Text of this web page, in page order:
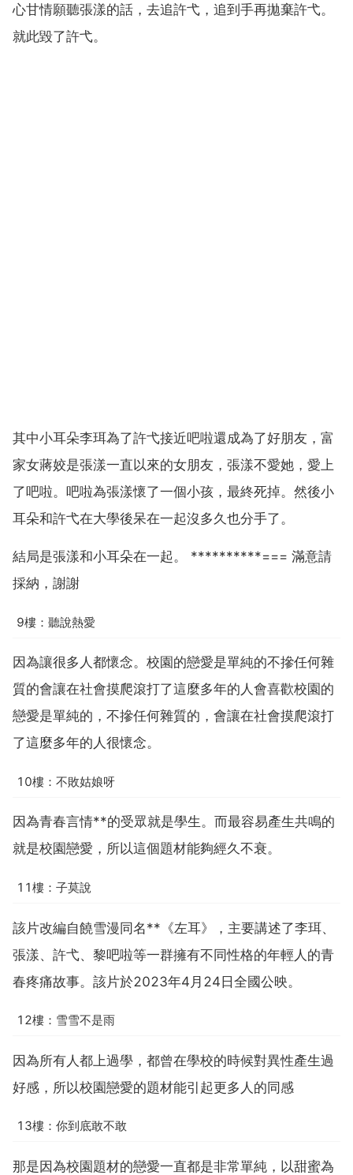
心甘情願聽張漾的話，去追許弋，追到手再拋棄許弋。
就此毀了許弋。
其中小耳朵李珥為了許弋接近吧啦還成為了好朋友，富
家女蔣姣是張漾一直以來的女朋友，張漾不愛她，愛上
了吧啦。吧啦為張漾懷了一個小孩，最終死掉。然後小
耳朵和許弋在大學後呆在一起沒多久也分手了。
結局是張漾和小耳朵在一起。 **********=== 滿意請
採納，謝謝
9樓：聽說熱愛
因為讓很多人都懷念。校園的戀愛是單純的不摻任何雜
質的會讓在社會摸爬滾打了這麼多年的人會喜歡校園的
戀愛是單純的，不摻任何雜質的，會讓在社會摸爬滾打
了這麼多年的人很懷念。
10樓：不敗姑娘呀
因為青春言情**的受眾就是學生。而最容易產生共鳴的
就是校園戀愛，所以這個題材能夠經久不衰。
11樓：子莫說
該片改編自饒雪漫同名**《左耳》，主要講述了李珥、
張漾、許弋、黎吧啦等一群擁有不同性格的年輕人的青
春疼痛故事。該片於2023年4月24日全國公映。
12樓：雪雪不是雨
因為所有人都上過學，都曾在學校的時候對異性產生過
好感，所以校園戀愛的題材能引起更多人的同感
13樓：你到底敢不敢
那是因為校園題材的戀愛一直都是非常單純，以甜蜜為